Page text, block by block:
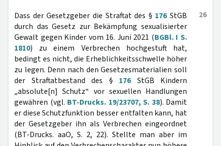
26
Dass der Gesetzgeber die Straftat des § 176StGB
durch das Gesetz zur Bekämpfung sexualisierter
Gewalt gegen Kinder vom 16. Juni 2021 (BGBl. I S.
1810) zu einem Verbrechen hochgestuft hat,
bedingt es nicht, die Erheblichkeitsschwelle höher
zu legen. Denn nach den Gesetzesmaterialien soll
der Straftatbestand des § 176StGB Kindern
„absolute[n] Schutz“ vor sexuellen Handlungen
gewähren (vgl. BT-Drucks. 19/23707, S. 38). Damit
er diese Schutzfunktion besser entfalten kann, hat
der Gesetzgeber ihn als Verbrechen eingeordnet
(BT-Drucks. aaO, S. 2, 22). Stellte man aber im